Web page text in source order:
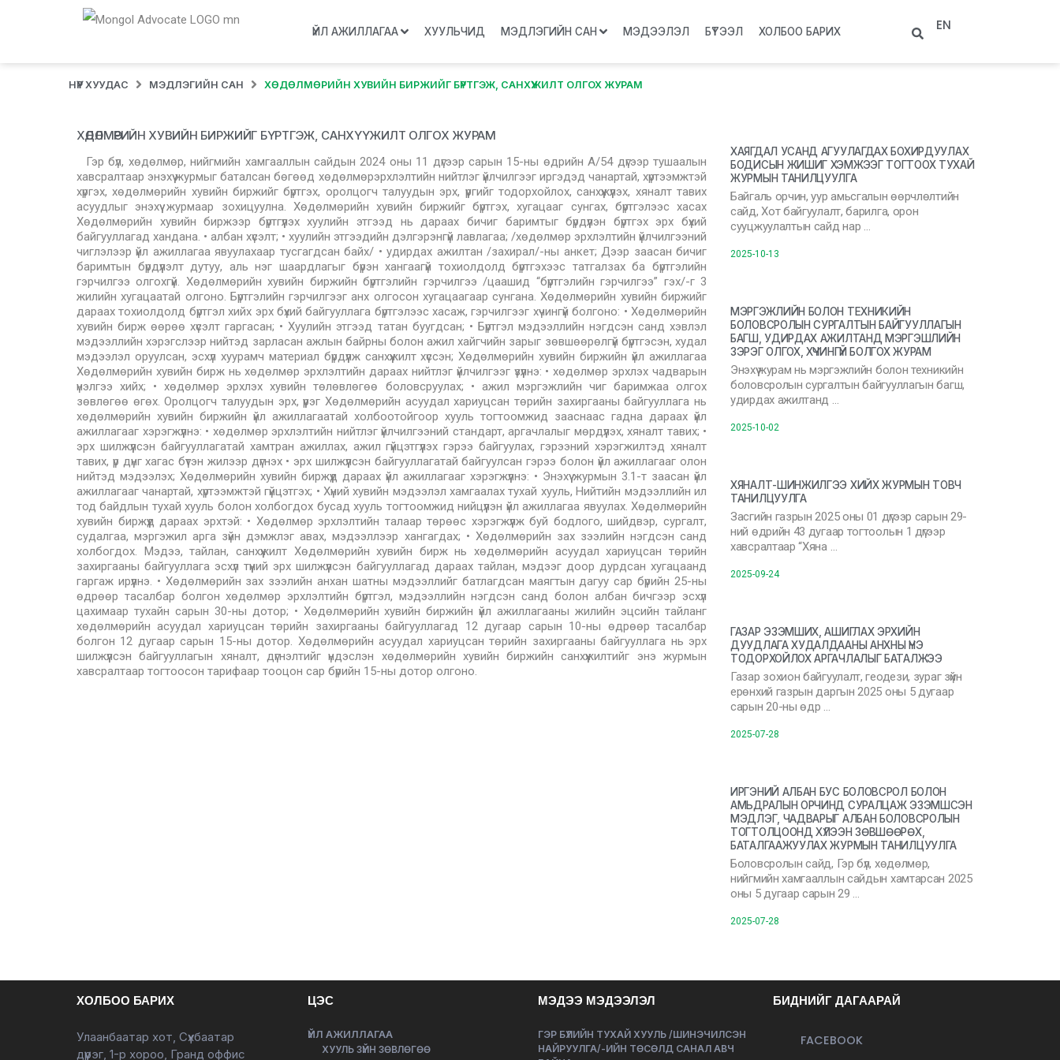
ҮЙЛ АЖИЛЛАГАА ХУУЛЬЧИД МЭДЛЭГИЙН САН МЭДЭЭЛЭЛ БҮТЭЭЛ ХОЛБОО БАРИХ EN
НҮҮР ХУУДАС МЭДЛЭГИЙН САН ХӨДӨЛМӨРИЙН ХУВИЙН БИРЖИЙГ БҮРТГЭЖ, САНХҮҮЖИЛТ ОЛГОХ ЖУРАМ
ХӨДӨЛМӨРИЙН ХУВИЙН БИРЖИЙГ БҮРТГЭЖ, САНХҮҮЖИЛТ ОЛГОХ ЖУРАМ
Гэр бүл, хөдөлмөр, нийгмийн хамгааллын сайдын 2024 оны 11 дүгээр сарын 15-ны өдрийн А/54 дүгээр тушаалын
хавсралтаар энэхүү журмыг баталсан бөгөөд хөдөлмөрэрхлэлтийн нийтлэг үйлчилгээг иргэдэд чанартай, хүртээмжтэй
хүргэх, хөдөлмөрийн хувийн биржийг бүртгэх, оролцогч талуудын эрх, үүргийг тодорхойлох, санхүүжүүлэх, хяналт тавих
асуудлыг энэхүү журмаар зохицуулна. Хөдөлмөрийн хувийн биржийг бүртгэх, хугацааг сунгах, бүртгэлээс хасах
Хөдөлмөрийн хувийн биржээр бүртгүүлэх хуулийн этгээд нь дараах бичиг баримтыг бүрдүүлэн бүртгэх эрх бүхий
байгууллагад хандана. • албан хүсэлт; • хуулийн этгээдийн дэлгэрэнгүй лавлагаа; /хөдөлмөр эрхлэлтийн үйлчилгээний
чиглэлээр үйл ажиллагаа явуулахаар тусгагдсан байх/ • удирдах ажилтан /захирал/-ны анкет; Дээр заасан бичиг
баримтын бүрдүүлэлт дутуу, аль нэг шаардлагыг бүрэн хангаагүй тохиолдолд бүртгэхээс татгалзах ба бүртгэлийн
гэрчилгээ олгохгүй. Хөдөлмөрийн хувийн биржийн бүртгэлийн гэрчилгээ /цаашид “бүртгэлийн гэрчилгээ” гэх/-г 3
жилийн хугацаатай олгоно. Бүртгэлийн гэрчилгээг анх олгосон хугацаагаар сунгана. Хөдөлмөрийн хувийн биржийг
дараах тохиолдолд бүртгэл хийх эрх бүхий байгууллага бүртгэлээс хасаж, гэрчилгээг хүчингүй болгоно: • Хөдөлмөрийн
хувийн бирж өөрөө хүсэлт гаргасан; • Хуулийн этгээд татан буугдсан; • Бүртгэл мэдээллийн нэгдсэн санд хэвлэл
мэдээллийн хэрэгслээр нийтэд зарласан ажлын байрны болон ажил хайгчийн зарыг зөвшөөрөлгүй бүртгэсэн, худал
мэдээлэл оруулсан, эсхүл хуурамч материал бүрдүүлж санхүүжилт хүссэн; Хөдөлмөрийн хувийн биржийн үйл ажиллагаа
Хөдөлмөрийн хувийн бирж нь хөдөлмөр эрхлэлтийн дараах нийтлэг үйлчилгээг үзүүлнэ: • хөдөлмөр эрхлэх чадварын
үнэлгээ хийх; • хөдөлмөр эрхлэх хувийн төлөвлөгөө боловсруулах; • ажил мэргэжлийн чиг баримжаа олгох
зөвлөгөө өгөх. Оролцогч талуудын эрх, үүрэг Хөдөлмөрийн асуудал хариуцсан төрийн захиргааны байгууллага нь
хөдөлмөрийн хувийн биржийн үйл ажиллагаатай холбоотойгоор хууль тогтоомжид зааснаас гадна дараах үйл
ажиллагааг хэрэгжүүлнэ: • хөдөлмөр эрхлэлтийн нийтлэг үйлчилгээний стандарт, аргачлалыг мөрдүүлэх, хяналт тавих; •
эрх шилжүүлсэн байгууллагатай хамтран ажиллах, ажил гүйцэтгүүлэх гэрээ байгуулах, гэрээний хэрэгжилтэд хяналт
тавих, үр дүнг хагас бүтэн жилээр дүгнэх • эрх шилжүүлсэн байгууллагатай байгуулсан гэрээ болон үйл ажиллагааг олон
нийтэд мэдээлэх; Хөдөлмөрийн хувийн биржүүд дараах үйл ажиллагааг хэрэгжүүлнэ: • Энэхүү журмын 3.1-т заасан үйл
ажиллагааг чанартай, хүртээмжтэй гүйцэтгэх; • Хүний хувийн мэдээлэл хамгаалах тухай хууль, Нийтийн мэдээллийн ил
тод байдлын тухай хууль болон холбогдох бусад хууль тогтоомжид нийцүүлэн үйл ажиллагаа явуулах. Хөдөлмөрийн
хувийн биржүүд дараах эрхтэй: • Хөдөлмөр эрхлэлтийн талаар төрөөс хэрэгжүүлж буй бодлого, шийдвэр, сургалт,
судалгаа, мэргэжил арга зүйн дэмжлэг авах, мэдээллээр хангагдах; • Хөдөлмөрийн зах зээлийн нэгдсэн санд
холбогдох. Мэдээ, тайлан, санхүүжилт Хөдөлмөрийн хувийн бирж нь хөдөлмөрийн асуудал хариуцсан төрийн
захиргааны байгууллага эсхүл түүний эрх шилжүүлсэн байгууллагад дараах тайлан, мэдээг доор дурдсан хугацаанд
гаргаж ирүүлнэ. • Хөдөлмөрийн зах зээлийн анхан шатны мэдээллийг батлагдсан маягтын дагуу сар бүрийн 25-ны
өдрөөр тасалбар болгон хөдөлмөр эрхлэлтийн бүртгэл, мэдээллийн нэгдсэн санд болон албан бичгээр эсхүл
цахимаар тухайн сарын 30-ны дотор; • Хөдөлмөрийн хувийн биржийн үйл ажиллагааны жилийн эцсийн тайланг
хөдөлмөрийн асуудал хариуцсан төрийн захиргааны байгууллагад 12 дугаар сарын 10-ны өдрөөр тасалбар
болгон 12 дугаар сарын 15-ны дотор. Хөдөлмөрийн асуудал хариуцсан төрийн захиргааны байгууллага нь эрх
шилжүүлсэн байгууллагын хяналт, дүгнэлтийг үндэслэн хөдөлмөрийн хувийн биржийн санхүүжилтийг энэ журмын
хавсралтаар тогтоосон тарифаар тооцон сар бүрийн 15-ны дотор олгоно.
ХАЯГДАЛ УСАНД АГУУЛАГДАХ БОХИРДУУЛАХ
БОДИСЫН ЖИШИГ ХЭМЖЭЭГ ТОГТООХ ТУХАЙ
ЖУРМЫН ТАНИЛЦУУЛГА
Байгаль орчин, уур амьсгалын өөрчлөлтийн
сайд, Хот байгуулалт, барилга, орон
сууцжуулалтын сайд нар …
2025-10-13
МЭРГЭЖЛИЙН БОЛОН ТЕХНИКИЙН
БОЛОВСРОЛЫН СУРГАЛТЫН БАЙГУУЛЛАГЫН
БАГШ, УДИРДАХ АЖИЛТАНД МЭРГЭШЛИЙН
ЗЭРЭГ ОЛГОХ, ХҮЧИНГҮЙ БОЛГОХ ЖУРАМ
Энэхүү журам нь мэргэжлийн болон техникийн
боловсролын сургалтын байгууллагын багш,
удирдах ажилтанд …
2025-10-02
ХЯНАЛТ-ШИНЖИЛГЭЭ ХИЙХ ЖУРМЫН ТОВЧ
ТАНИЛЦУУЛГА
Засгийн газрын 2025 оны 01 дүгээр сарын 29-
ний өдрийн 43 дугаар тогтоолын 1 дүгээр
хавсралтаар “Хяна …
2025-09-24
ГАЗАР ЭЗЭМШИХ, АШИГЛАХ ЭРХИЙН
ДУУДЛАГА ХУДАЛДААНЫ АНХНЫ ҮНЭ
ТОДОРХОЙЛОХ АРГАЧЛАЛЫГ БАТАЛЖЭЭ
Газар зохион байгуулалт, геодези, зураг зүйн
ерөнхий газрын даргын 2025 оны 5 дугаар
сарын 20-ны өдр …
2025-07-28
ИРГЭНИЙ АЛБАН БУС БОЛОВСРОЛ БОЛОН
АМЬДРАЛЫН ОРЧИНД СУРАЛЦАЖ ЭЗЭМШСЭН
МЭДЛЭГ, ЧАДВАРЫГ АЛБАН БОЛОВСРОЛЫН
ТОГТОЛЦООНД ХҮЛЭЭН ЗӨВШӨӨРӨХ,
БАТАЛГААЖУУЛАХ ЖУРМЫН ТАНИЛЦУУЛГА
Боловсролын сайд, Гэр бүл, хөдөлмөр,
нийгмийн хамгааллын сайдын хамтарсан 2025
оны 5 дугаар сарын 29 …
2025-07-28
ХОЛБОО БАРИХ
Улаанбаатар хот, Сүхбаатар
дүүрэг, 1-р хороо, Гранд оффис
ЦЭС
ҮЙЛ АЖИЛЛАГАА
ХУУЛЬ ЗҮЙН ЗӨВЛӨГӨӨ
МЭДЭЭ МЭДЭЭЛЭЛ
ГЭР БҮЛИЙН ТУХАЙ ХУУЛЬ /ШИНЭЧИЛСЭН
НАЙРУУЛГА/-ИЙН ТӨСӨЛД САНАЛ АВЧ
БИДНИЙГ ДАГААРАЙ
FACEBOOK